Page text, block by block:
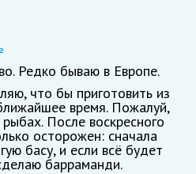
Редко бываю в Европе.
что бы приготовить из
время. Пожалуй,
После воскресного
осторожен: сначала
басу, и если всё будет
барраманди.